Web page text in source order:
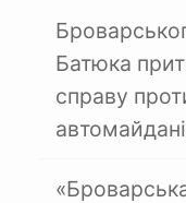
Батюка
справу